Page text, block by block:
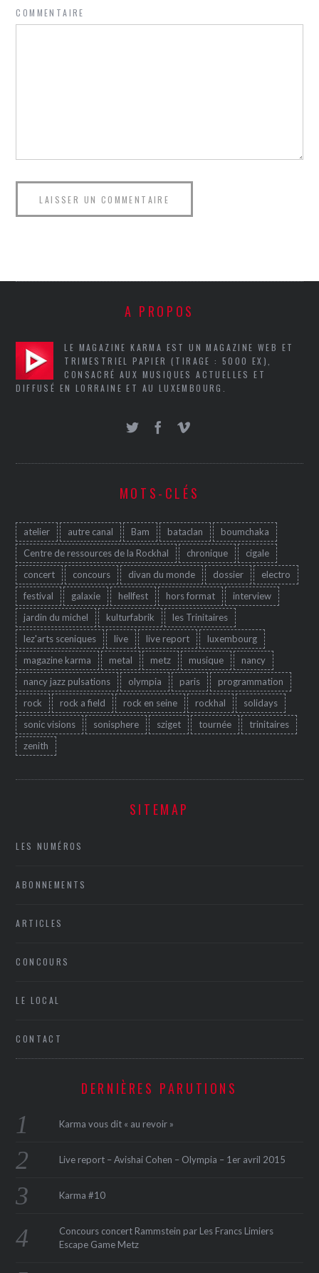
COMMENTAIRE
A PROPOS
LE MAGAZINE KARMA EST UN MAGAZINE WEB ET
TRIMESTRIEL PAPIER (TIRAGE : 5000 EX),
CONSACRÉ AUX MUSIQUES ACTUELLES ET
DIFFUSÉ EN LORRAINE ET AU LUXEMBOURG.
MOTS-CLÉS
atelier autre canal Bam bataclan
boumchaka
Centre de ressources de la Rockhal
chronique
cigale
concert
concours divan du monde dossier
electro
festival
galaxie hellfest hors format
interview
jardin du michel
kulturfabrik
les Trinitaires
lez'arts sceniques
live live report
luxembourg
magazine karma
metal metz musique
nancy
nancy jazz pulsations
olympia paris
programmation
rock
rock a field rock en seine rockhal
solidays
sonic visions
sonisphere sziget tournée
trinitaires
zenith
SITEMAP
LES NUMÉROS
ABONNEMENTS
ARTICLES
CONCOURS
LE LOCAL
CONTACT
DERNIÈRES PARUTIONS
Karma vous dit « au revoir »
Live report – Avishai Cohen – Olympia – 1er avril 2015
Karma #10
Concours concert Rammstein par Les Francs Limiers
Escape Game Metz